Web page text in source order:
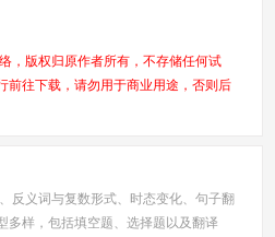
，版权归原作者所有，不存储任何试
前往下载，请勿用于商业用途，否则后
反义词与复数形式、时态变化、句子翻
多样，包括填空题、选择题以及翻译